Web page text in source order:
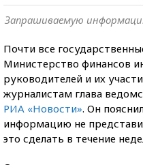
Запрашиваемую
Почти все
Министерство финансов
руководителей и их
журналистам глава
РИА «Новости». Он
информацию не
это сделать в течение